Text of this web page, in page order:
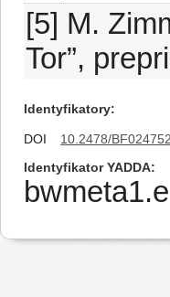
[5] M.
Tor”,
Identyfikatory
DOI
10.2478/
Identyfikator YADDA